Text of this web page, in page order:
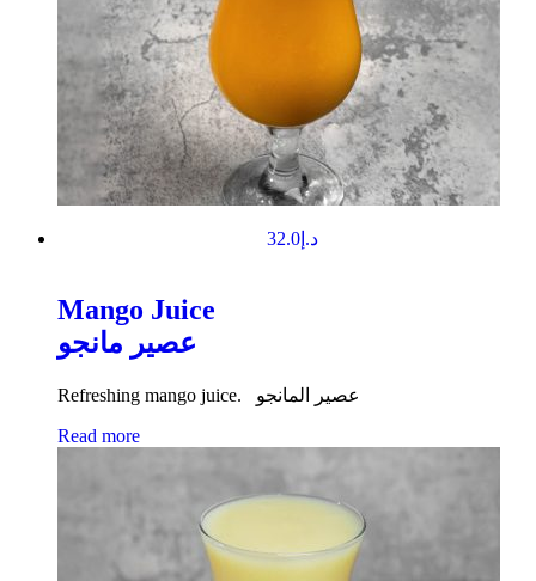
د.إ32.0
Mango Juice
عصير مانجو
Refreshing mango juice. عصير المانجو
Read more